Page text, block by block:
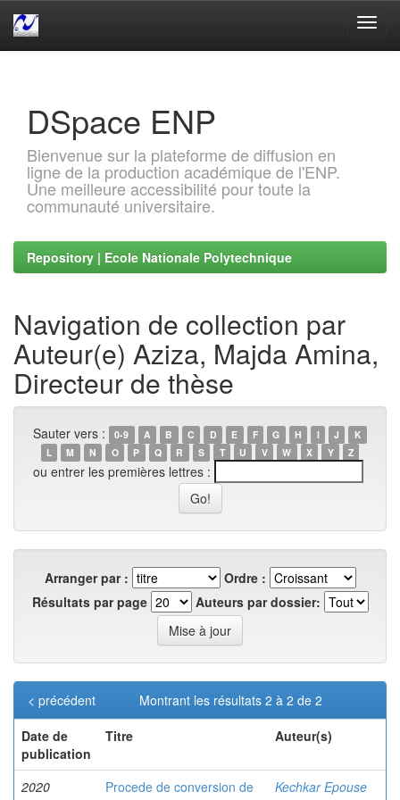
DSpace ENP
Bienvenue sur la plateforme de diffusion en
ligne de la production académique de l'ENP.
Une meilleure accessibilité pour toute la
communauté universitaire.
Repository | Ecole Nationale Polytechnique
Navigation de collection par
Auteur(e) Aziza, Majda Amina,
Directeur de thèse
Sauter vers : 0-9 A B C D E F G H I J
K
L
M N O P Q R S T U V W X Y Z
ou entrer les premières lettres :
Arranger par :
Ordre :
Résultats par page
Auteurs par dossier:
Montrant les résultats 2 à 2 de 2
< précédent
Date de
publication
Titre Auteur(s)
2020
Procede de conversion de
Kechkar Epouse